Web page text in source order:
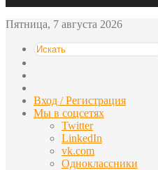
Пятница, 7 августа 2026
статья
Вход / Регистрация
Мы в соцсетях
Twitter
LinkedIn
vk.com
Одноклассники